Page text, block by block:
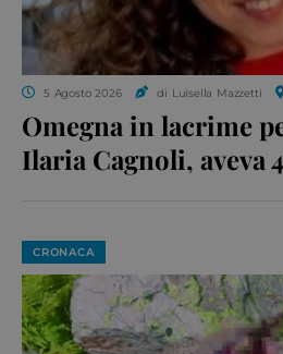
5 Agosto 2026 di Luisella Mazzetti
Omegna in lacrime
Ilaria Cagnoli, aveva
CRONACA